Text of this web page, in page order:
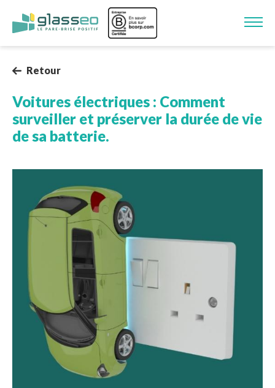
Aller au contenu principal
Image
Retour
Voitures électriques : Comment
surveiller et préserver la durée de vie
de sa batterie.